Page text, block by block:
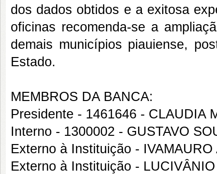
dos dados obtidos e a exitosa
oficinas recomenda-se a
demais municípios piauiense,
Estado.
MEMBROS DA BANCA:
Presidente - 1461646 - CLAUDIA
Interno - 1300002 - GUSTAVO
Externo à Instituição -
Externo à Instituição -